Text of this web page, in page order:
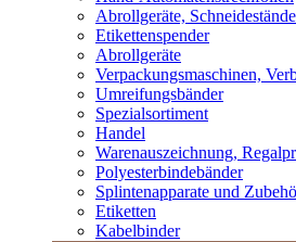
Abrollgeräte,
Etikettenspender
Abrollgeräte
Verpackungsmaschinen,
Umreifungsbänder
Spezialsortiment
Handel
Warenauszeichnung,
Polyesterbindebänder
Splintenapparate und
Etiketten
Kabelbinder